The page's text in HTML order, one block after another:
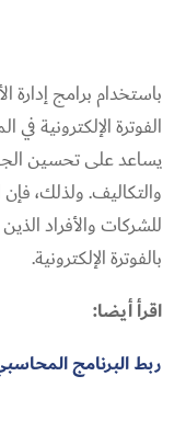
باستخدام برامج
الفوترة الإلكترونية
يساعد على تحسين
والتكاليف. ولذلك،
للشركات والأفراد
بالفوترة الإلكترونية.
اقرأ أيضا:
ربط البرنامج